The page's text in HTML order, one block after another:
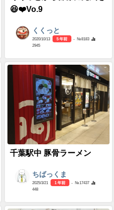
😆❤️Vo.9
くくっと
2020/10/13 5 年前
- №8183
2945
千葉駅中 豚骨ラーメン
ちばっくま
2025/3/21 1 年前
- №17437
448